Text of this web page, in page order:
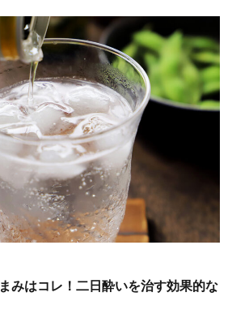
みはコレ！二日酔いを治す効果的な